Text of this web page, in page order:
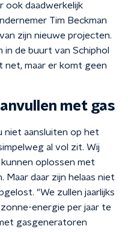
ook daadwerkelijk
Tim Beckman
zijn nieuwe projecten.
de buurt van Schiphol
maar er komt geen
met gas
niet aansluiten op het
al vol zit. Wij
oplossen met
Maar daar zijn helaas niet
"We zullen jaarlijks
energie per jaar te
gasgeneratoren